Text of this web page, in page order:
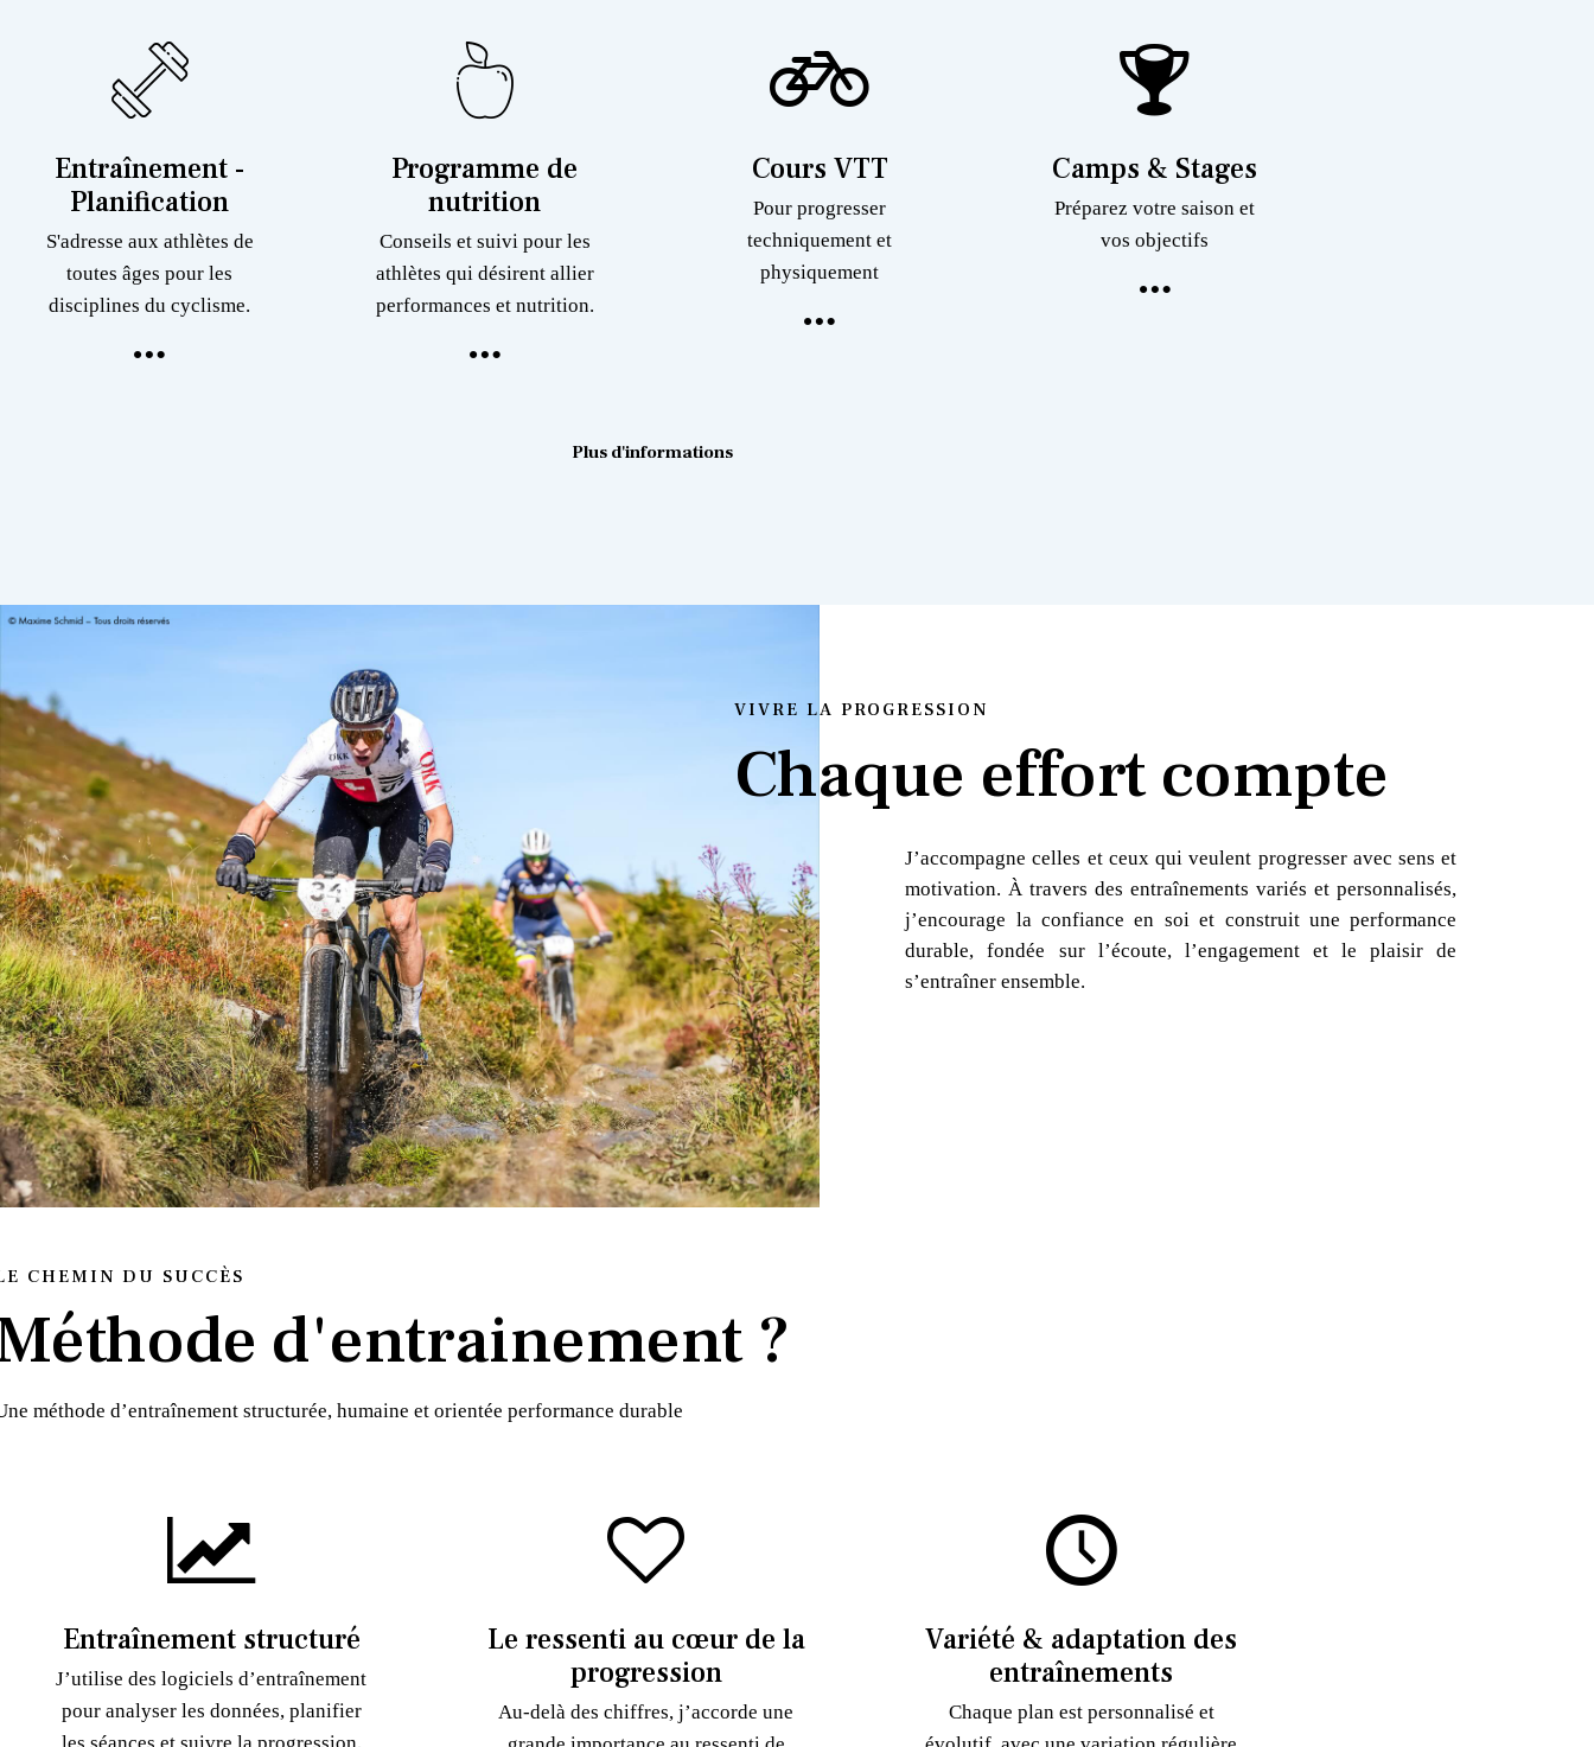
Entraînement -
Planification
S'adresse aux athlètes de
toutes âges pour les
disciplines du cyclisme.
Programme de
nutrition
Conseils et suivi pour les
athlètes qui désirent allier
performances et nutrition.
Cours VTT
Pour progresser
techniquement et
physiquement
Camps & Stages
Préparez votre saison et
vos objectifs
Plus d'informations
VIVRE LA PROGRESSION
Chaque effort compte
J’accompagne celles et ceux qui veulent progresser avec sens et
motivation. À travers des entraînements variés et personnalisés,
j’encourage la confiance en soi et construit une performance
durable, fondée sur l’écoute, l’engagement et le plaisir de
s’entraîner ensemble.
CHEMIN DU SUCCÈS
d'entrainement ?
méthode d’entraînement structurée, humaine et orientée performance durable
Entraînement structuré
J’utilise des logiciels d’entraînement
pour analyser les données, planifier
Le ressenti au cœur de la
progression
Au-delà des chiffres, j’accorde une
Variété & adaptation des
entraînements
Chaque plan est personnalisé et